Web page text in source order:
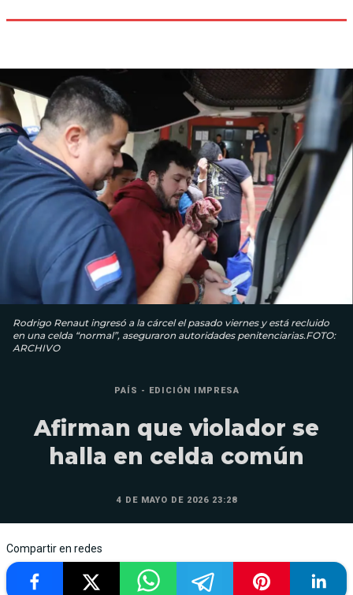
Rodrigo Renaut ingresó a la cárcel el pasado viernes y está recluido
en una celda “normal”, aseguraron autoridades penitenciarias.FOTO:
ARCHIVO
PAÍS - EDICIÓN IMPRESA
Afirman que violador se
halla en celda común
4 DE MAYO DE 2026 23:28
Compartir en redes